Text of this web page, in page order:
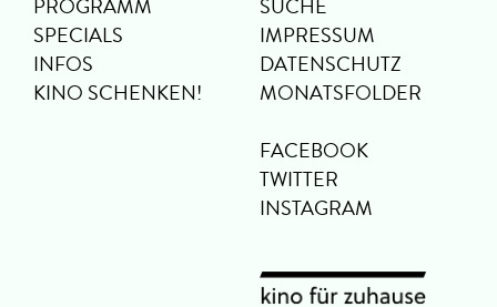
PROGRAMM
SPECIALS
INFOS
KINO SCHENKEN!
SUCHE
IMPRESSUM
DATENSCHUTZ
MONATSFOLDER
FACEBOOK
TWITTER
INSTAGRAM